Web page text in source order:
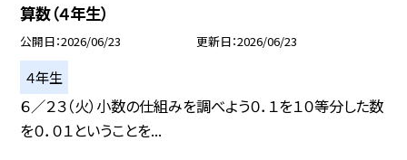
算数（４年生）
公開日 2026/06/23 更新日 2026/06/23
４年生
６／２３（火）小数の仕組みを調べよう０．１を１０等分した数
を０．０１ということを...